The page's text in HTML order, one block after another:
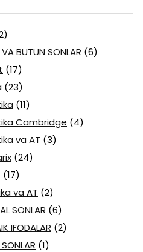
BUTUN SONLAR (6)
(17)
(23)
(11)
Cambridge (4)
va AT (3)
(24)
(17)
va AT (2)
SONLAR (6)
IFODALAR (2)
(1)